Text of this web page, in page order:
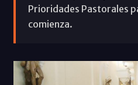
Prioridades Pastorales
comienza.